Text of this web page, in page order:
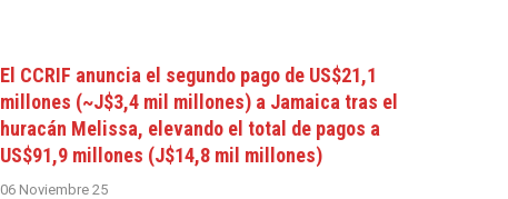
El CCRIF anuncia el segundo pago de US$21,1
millones (~J$3,4 mil millones) a Jamaica tras el
huracán Melissa, elevando el total de pagos a
US$91,9 millones (J$14,8 mil millones)
06 Noviembre 25